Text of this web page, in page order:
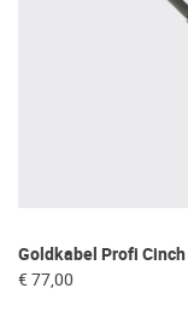
Goldkabel Profi Cinch
€ 77,00